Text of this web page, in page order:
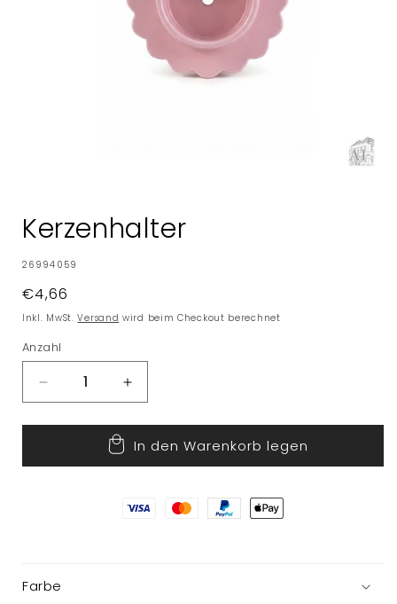
Modal
öffnen
Kerzenhalter
SKU:
26994059
Normaler
Preis
€4,66
Inkl. MwSt.Versand wird beim Checkout berechnet
Anzahl
Verringere
die
Menge
Kerzenhalter
Erhöhe
die
Menge
für
Kerzenhalter
In den Warenkorb legen
Farbe